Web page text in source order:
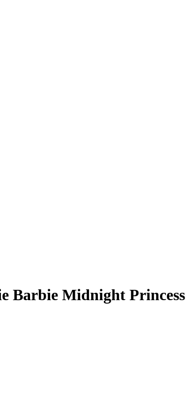
Barbie Midnight